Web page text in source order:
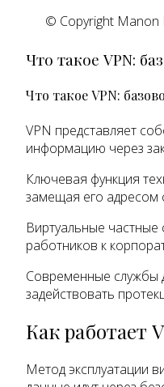
© Copyright Manon
Что такое VPN:
Что такое VPN:
VPN представляет
информацию через
Ключевая функция
замещая его адресом
Виртуальные
работников к
Современные службы
задействовать
Как работает
Метод эксплуатации